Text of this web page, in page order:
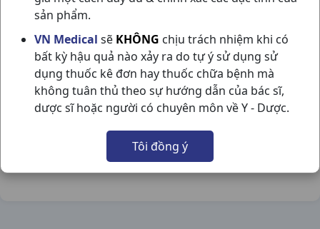
sản phẩm.
VN Medical sẽ KHÔNG chịu trách nhiệm khi có
bất kỳ hậu quả nào xảy ra do tự ý sử dụng sử
dụng thuốc kê đơn hay thuốc chữa bệnh mà
không tuân thủ theo sự hướng dẫn của bác sĩ,
dược sĩ hoặc người có chuyên môn về Y - Dược.
Tôi đồng ý
MICARDIS 40MG H30V BOEHRINGER
NSX:Boehringer
Nhóm hàng:Tim Mạch - Lợi Tiểu- Nội Tiết,
Chia sẻ qua mạng xã hội: